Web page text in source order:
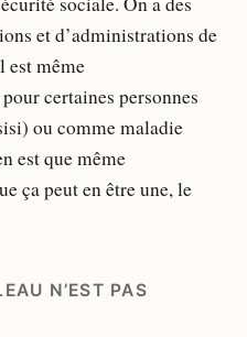
et d’administrations de
est même
certaines personnes
ou comme maladie
est que même
ça peut en être une, le
N’EST PAS